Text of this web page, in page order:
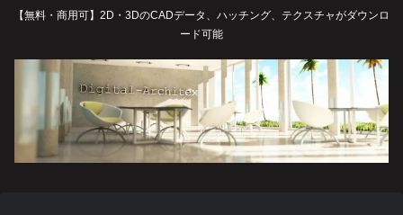
【無料・商用可】2D・3DのCADデータ、ハッチング、テクスチャがダウンロ
ード可能